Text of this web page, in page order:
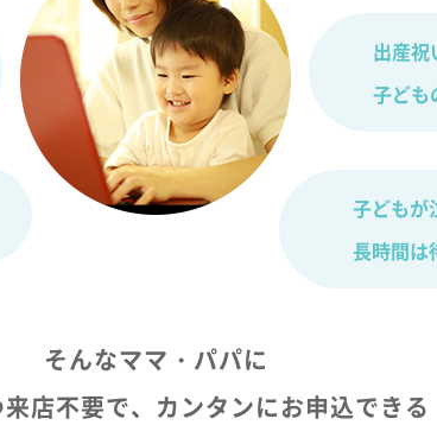
出産祝
子ども
子どもが
長時間
そんなママ・パパに
店不要で、カンタンにお申込できる